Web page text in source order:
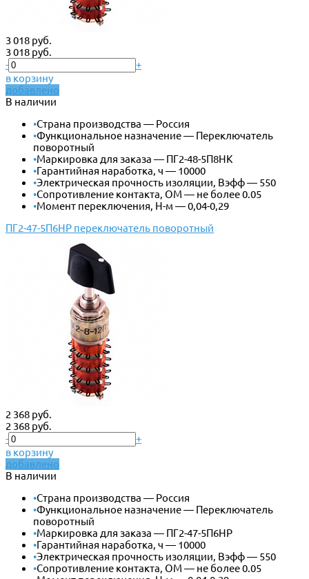
3 018 руб.
3 018 руб.
-
+
в корзину
добавлено
В наличии
•Страна производства — Россия
•Функциональное назначение — Переключатель
поворотный
•Маркировка для заказа — ПГ2-48-5П8НК
•Гарантийная наработка, ч — 10000
•Электрическая прочность изоляции, Вэфф — 550
•Сопротивление контакта, ОМ — не более 0.05
•Момент переключения, Н-м — 0,04-0,29
ПГ2-47-5П6НР переключатель поворотный
2 368 руб.
2 368 руб.
-
+
в корзину
добавлено
В наличии
•Страна производства — Россия
•Функциональное назначение — Переключатель
поворотный
•Маркировка для заказа — ПГ2-47-5П6НР
•Гарантийная наработка, ч — 10000
•Электрическая прочность изоляции, Вэфф — 550
•Сопротивление контакта, ОМ — не более 0.05